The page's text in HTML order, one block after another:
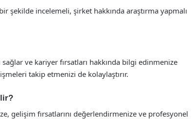
şekilde incelemeli, şirket hakkında araştırma yapmalı
ve kariyer fırsatları hakkında bilgi edinmenize
takip etmenizi de kolaylaştırır.
gelişim fırsatlarını değerlendirmenize ve profesyonel